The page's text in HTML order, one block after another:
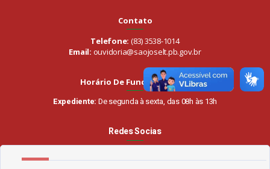
Contato
Telefone: (83) 3538-1014
Email: ouvidoria@saojoselt.pb.gov.br
Horário De Funcionamento
Expediente: De segunda à sexta, das 08h às 13h
Redes Socias